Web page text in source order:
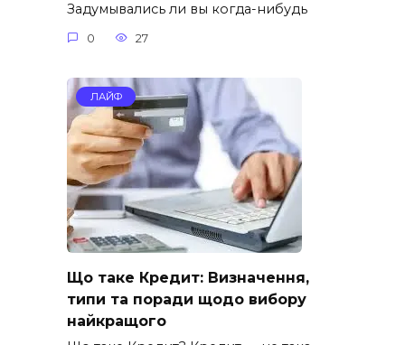
Задумывались ли вы когда-нибудь
0 27
ЛАЙФ
Що таке Кредит: Визначення,
типи та поради щодо вибору
найкращого